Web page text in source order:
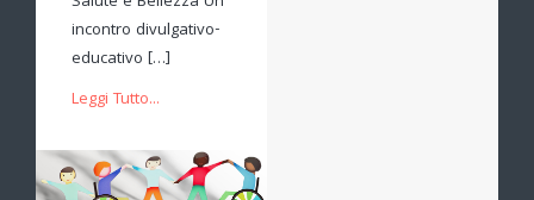
incontro divulgativo-
educativo […]
Leggi Tutto...